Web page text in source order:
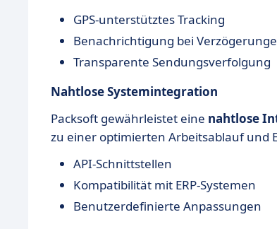
GPS-unterstütztes Tracking
Benachrichtigung bei
Transparente Sendungsverfolgung
Nahtlose Systemintegration
Packsoft gewährleistet eine nahtlose
zu einer optimierten Arbeitsablauf und
API-Schnittstellen
Kompatibilität mit ERP-Systemen
Benutzerdefinierte Anpassungen